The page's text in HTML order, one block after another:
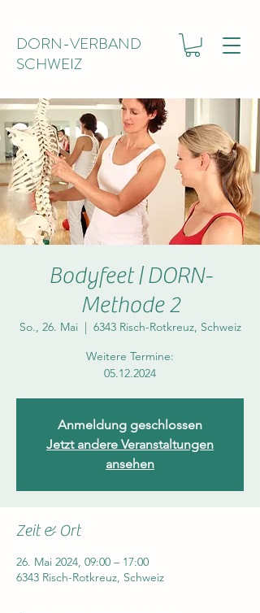
DORN-VERBAND
SCHWEIZ
Bodyfeet | DORN-
Methode 2
So., 26. Mai
  |
6343 Risch-Rotkreuz, Schweiz
Weitere Termine:
05.12.2024
Anmeldung geschlossen
Jetzt andere Veranstaltungen
ansehen
Zeit & Ort
26. Mai 2024, 09:00 – 17:00
6343 Risch-Rotkreuz, Schweiz